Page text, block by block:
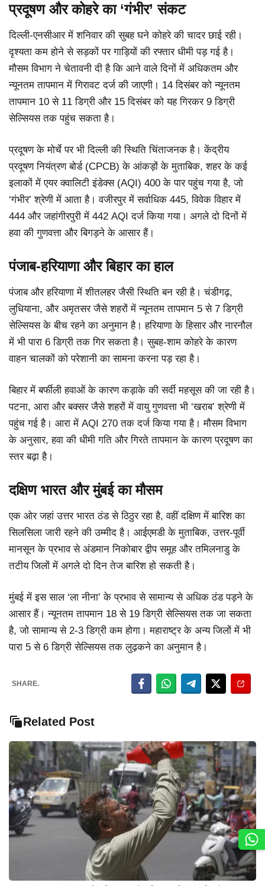
प्रदूषण और कोहरे का ‘गंभीर’ संकट
दिल्ली-एनसीआर में शनिवार की सुबह घने कोहरे की चादर छाई रही।
दृश्यता कम होने से सड़कों पर गाड़ियों की रफ्तार धीमी पड़ गई है।
मौसम विभाग ने चेतावनी दी है कि आने वाले दिनों में अधिकतम और
न्यूनतम तापमान में गिरावट दर्ज की जाएगी। 14 दिसंबर को न्यूनतम
तापमान 10 से 11 डिग्री और 15 दिसंबर को यह गिरकर 9 डिग्री
सेल्सियस तक पहुंच सकता है।
प्रदूषण के मोर्चे पर भी दिल्ली की स्थिति चिंताजनक है। केंद्रीय
प्रदूषण नियंत्रण बोर्ड (CPCB) के आंकड़ों के मुताबिक, शहर के कई
इलाकों में एयर क्वालिटी इंडेक्स (AQI) 400 के पार पहुंच गया है, जो
‘गंभीर’ श्रेणी में आता है। वजीरपुर में सर्वाधिक 445, विवेक विहार में
444 और जहांगीरपुरी में 442 AQI दर्ज किया गया। अगले दो दिनों में
हवा की गुणवत्ता और बिगड़ने के आसार हैं।
पंजाब-हरियाणा और बिहार का हाल
पंजाब और हरियाणा में शीतलहर जैसी स्थिति बन रही है। चंडीगढ़,
लुधियाना, और अमृतसर जैसे शहरों में न्यूनतम तापमान 5 से 7 डिग्री
सेल्सियस के बीच रहने का अनुमान है। हरियाणा के हिसार और नारनौल
में भी पारा 6 डिग्री तक गिर सकता है। सुबह-शाम कोहरे के कारण
वाहन चालकों को परेशानी का सामना करना पड़ रहा है।
बिहार में बर्फीली हवाओं के कारण कड़ाके की सर्दी महसूस की जा रही है।
पटना, आरा और बक्सर जैसे शहरों में वायु गुणवत्ता भी ‘खराब’ श्रेणी में
पहुंच गई है। आरा में AQI 270 तक दर्ज किया गया है। मौसम विभाग
के अनुसार, हवा की धीमी गति और गिरते तापमान के कारण प्रदूषण का
स्तर बढ़ा है।
दक्षिण भारत और मुंबई का मौसम
एक ओर जहां उत्तर भारत ठंड से ठिठुर रहा है, वहीं दक्षिण में बारिश का
सिलसिला जारी रहने की उम्मीद है। आईएमडी के मुताबिक, उत्तर-पूर्वी
मानसून के प्रभाव से अंडमान निकोबार द्वीप समूह और तमिलनाडु के
तटीय जिलों में अगले दो दिन तेज बारिश हो सकती है।
मुंबई में इस साल ‘ला नीना’ के प्रभाव से सामान्य से अधिक ठंड पड़ने के
आसार हैं। न्यूनतम तापमान 18 से 19 डिग्री सेल्सियस तक जा सकता
है, जो सामान्य से 2-3 डिग्री कम होगा। महाराष्ट्र के अन्य जिलों में भी
पारा 5 से 6 डिग्री सेल्सियस तक लुढ़कने का अनुमान है।
SHARE.
Related Post